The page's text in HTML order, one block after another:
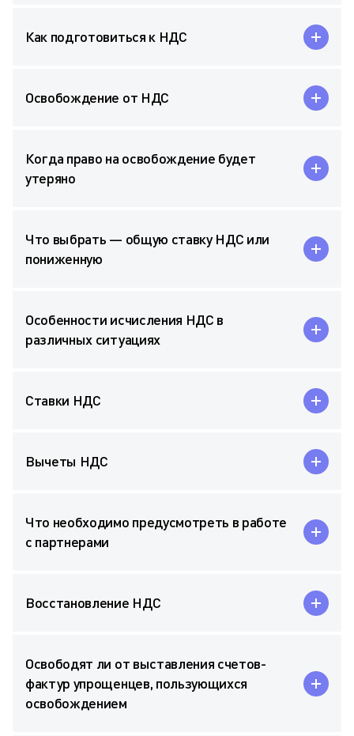
Как подготовиться к НДС
Освобождение от НДС
Когда право на освобождение будет
утеряно
Что выбрать — общую ставку НДС или
пониженную
Особенности исчисления НДС в
различных ситуациях
Ставки НДС
Вычеты НДС
Что необходимо предусмотреть в работе
с партнерами
Восстановление НДС
Освободят ли от выставления счетов-
фактур упрощенцев, пользующихся
освобождением